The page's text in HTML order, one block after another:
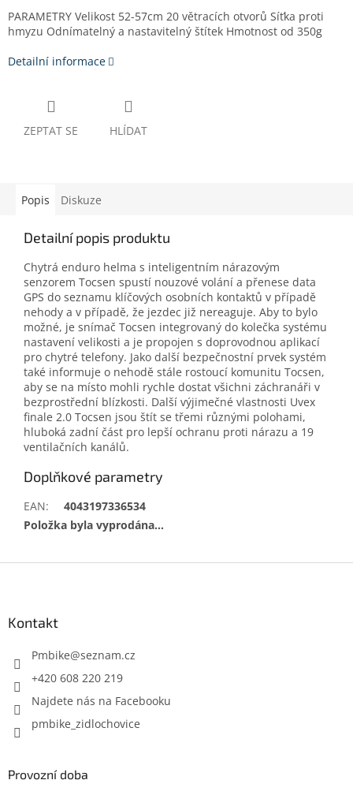
PARAMETRY Velikost 52-57cm 20 větracích otvorů Síťka proti
hmyzu Odnímatelný a nastavitelný štítek Hmotnost od 350g
Detailní informace
ZEPTAT SE HLÍDAT
Popis Diskuze
Detailní popis produktu
Chytrá enduro helma s inteligentním nárazovým
senzorem Tocsen spustí nouzové volání a přenese data
GPS do seznamu klíčových osobních kontaktů v případě
nehody a v případě, že jezdec již nereaguje. Aby to bylo
možné, je snímač Tocsen integrovaný do kolečka systému
nastavení velikosti a je propojen s doprovodnou aplikací
pro chytré telefony. Jako další bezpečnostní prvek systém
také informuje o nehodě stále rostoucí komunitu Tocsen,
aby se na místo mohli rychle dostat všichni záchranáři v
bezprostřední blízkosti. Další výjimečné vlastnosti Uvex
finale 2.0 Tocsen jsou štít se třemi různými polohami,
hluboká zadní část pro lepší ochranu proti nárazu a 19
ventilačních kanálů.
Doplňkové parametry
EAN:
4043197336534
Položka byla vyprodána…
Kontakt
Pmbike@seznam.cz
+420 608 220 219
Najdete nás na Facebooku
pmbike_zidlochovice
Provozní doba